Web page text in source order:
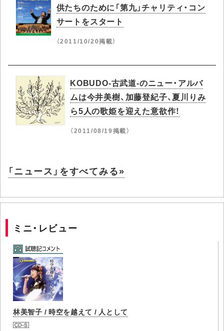
供たちのために「第九」チャリティ・コン
サートをスタート
（2011/10/20掲載）
KOBUDO-古武道-のニュー・アルバ
ムは今井美樹、加藤登紀子、夏川りみ
ら5人の歌姫を迎えた意欲作！
（2011/08/19掲載）
「ニュース」をすべてみる»
ミニ・レビュー
林美智子 / 時空を越えて / 人として